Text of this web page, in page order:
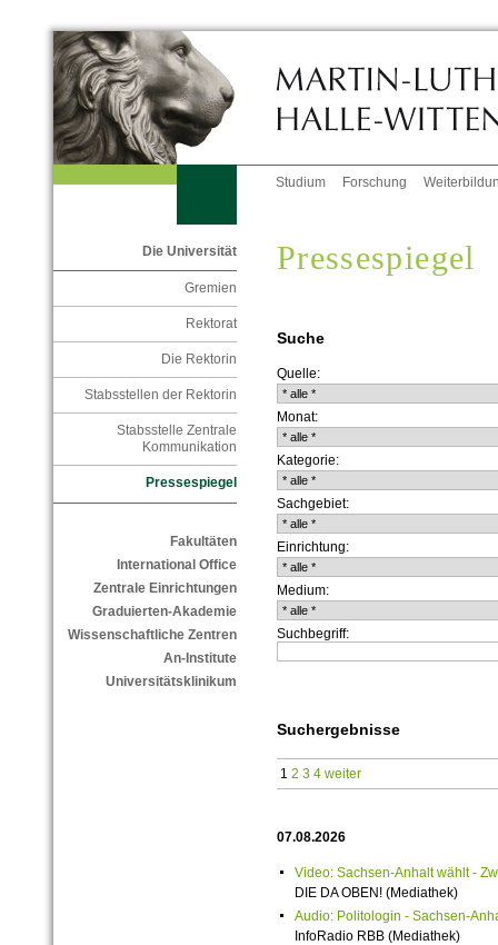
Studium Forschung
Die Universität
Gremien
Rektorat
Die Rektorin
Stabsstellen der Rektorin
Stabsstelle Zentrale
Kommunikation
Pressespiegel
Fakultäten
International Office
Zentrale Einrichtungen
Graduierten-Akademie
Wissenschaftliche Zentren
An-Institute
Universitätsklinikum
Pressespiegel
Suche
Quelle:
Monat:
Kategorie:
Sachgebiet:
Einrichtung:
Medium:
Suchbegriff:
Suchergebnisse
1 2 3 4 weiter
07.08.2026
Video: Sachsen-Anhalt wählt -
DIE DA OBEN! (Mediathek)
Audio: Politologin - Sachsen-
InfoRadio RBB (Mediathek)